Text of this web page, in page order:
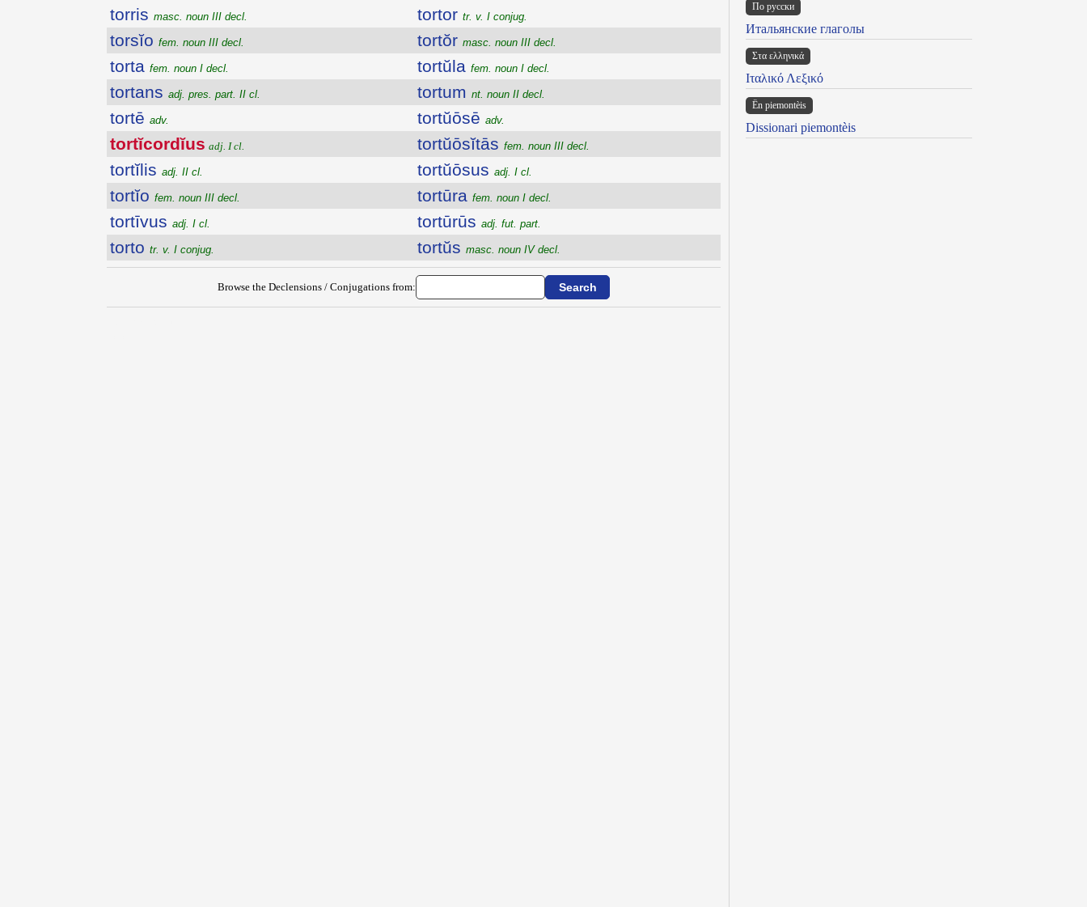
torris masc. noun III decl.
torsĭo fem. noun III decl.
torta fem. noun I decl.
tortans adj. pres. part. II cl.
tortē adv.
tortĭcordĭus adj. I cl.
tortĭlis adj. II cl.
tortĭo fem. noun III decl.
tortīvus adj. I cl.
torto tr. v. I conjug.
tortor tr. v. I conjug.
tortŏr masc. noun III decl.
tortŭla fem. noun I decl.
tortum nt. noun II decl.
tortŭōsē adv.
tortŭōsĭtās fem. noun III decl.
tortŭōsus adj. I cl.
tortūra fem. noun I decl.
tortūrūs adj. fut. part.
tortŭs masc. noun IV decl.
Browse the Declensions / Conjugations from:
По русски
Итальянские глаголы
Στα ελληνικά
Ιταλικό Λεξικό
Ën piemontèis
Dissionari piemontèis